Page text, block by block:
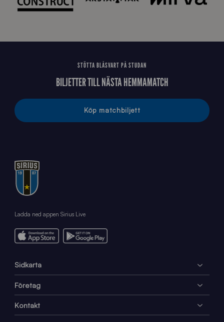
STÖTTA BLÅSVART PÅ STUDAN
BILJETTER TILL NÄSTA HEMMAMATCH
Köp matchbiljett
Ladda ned appen Sirius Live
Sidkarta
Företag
Kontakt